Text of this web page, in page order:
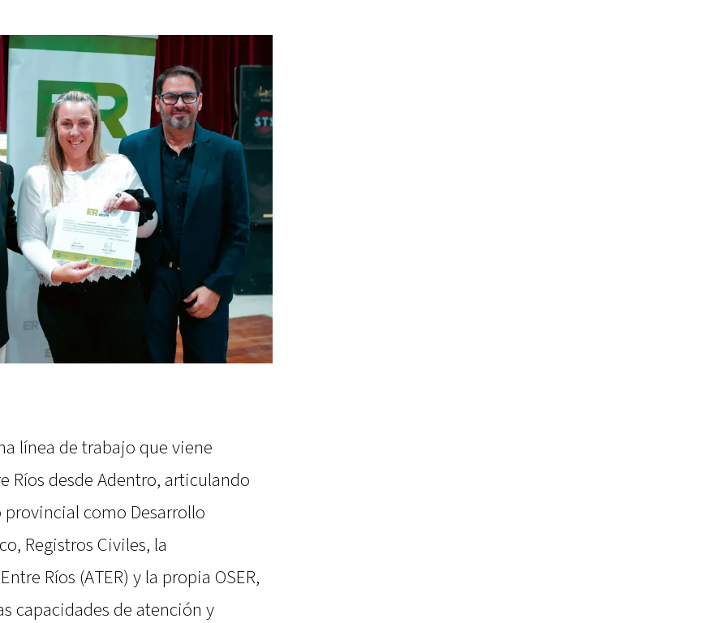
línea de trabajo que viene
Ríos desde Adentro, articulando
como Desarrollo
Registros Civiles, la
Ríos (ATER) y la propia OSER,
capacidades de atención y